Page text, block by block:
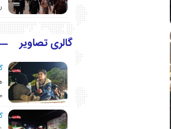
گالری تصاویر